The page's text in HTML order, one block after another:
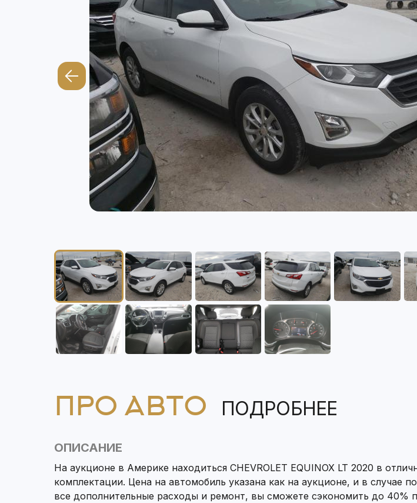
ПРО АВТО ПОДРОБНЕЕ
ОПИСАНИЕ
На аукционе в Америке находиться CHEVROLET EQUINOX LT 2020 в
комплектации. Цена на автомобиль указана как на аукционе, и в случае
все дополнительные расходы и ремонт, вы сможете сэкономить до 40%